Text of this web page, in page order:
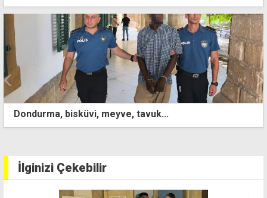
tavuk...
İlginizi Çekebilir